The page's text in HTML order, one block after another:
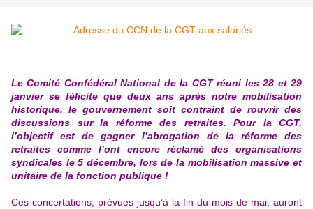
Le Comité Confédéral National de la CGT réuni les 28 et 29
janvier se félicite que deux ans après notre mobilisation
historique, le gouvernement soit contraint de rouvrir des
discussions sur la réforme des retraites. Pour la CGT,
l’objectif est de gagner l’abrogation de la réforme des
retraites comme l’ont encore réclamé des organisations
syndicales le 5 décembre, lors de la mobilisation massive et
unitaire de la fonction publique !
Ces concertations, prévues jusqu’à la fin du mois de mai, auront